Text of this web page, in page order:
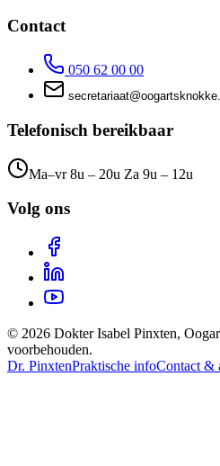
Contact
050 62 00 00
@
taairaterces
Telefonisch bereikbaar
Ma–vr 8u – 20u Za 9u – 12u
Volg ons
© 2026 Dokter Isabel Pinxten,
voorbehouden.
Dr. PinxtenPraktische infoContact &